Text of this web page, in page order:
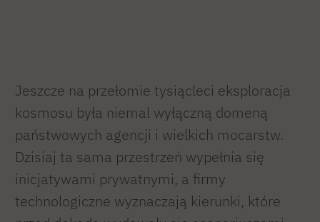
Jeszcze na przełomie tysiącleci eksploracja
kosmosu była niemal wyłączną domeną
państwowych agencji i wielkich mocarstw.
Dzisiaj ta sama przestrzeń wypełnia się
inicjatywami prywatnymi, a firmy
technologiczne wyznaczają kierunki, które